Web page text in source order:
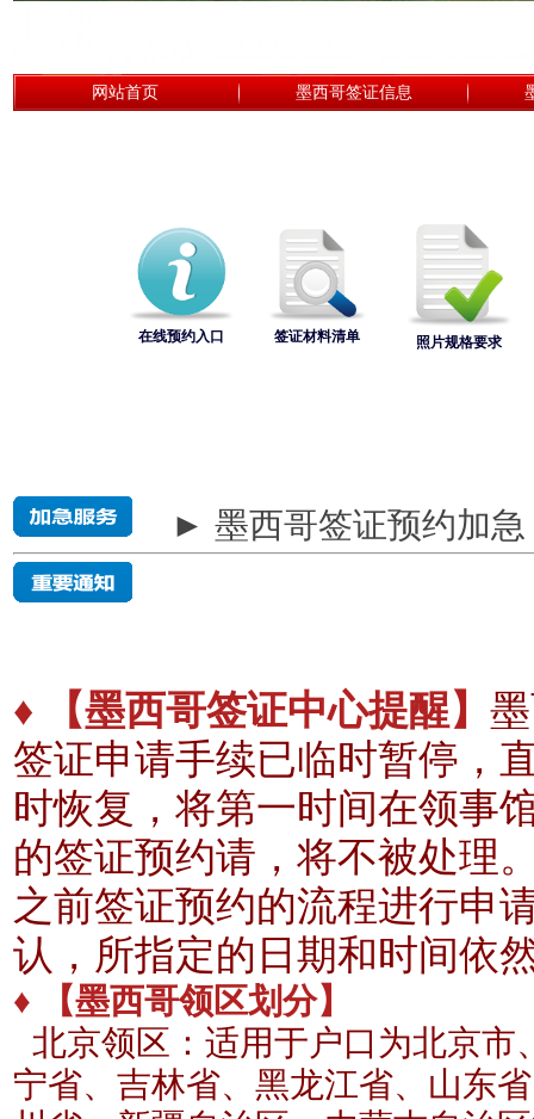
网站首页 墨西哥签证信息
在线预约入口 签证材料清单 照片规格要求
► 墨西哥签证预约加急
♦ 【墨西哥签证中心提醒】
签证申请手续已临时暂停，
时恢复，将第一时间在领事
的签证预约请，将不被处理
之前签证预约的流程进行申
认，所指定的日期和时间依
♦ 【墨西哥领区划分】
北京领区：适用于户口为北京
宁省、吉林省、黑龙江省、山东